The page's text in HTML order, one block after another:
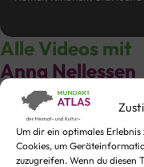
Um dir ein optimales
Cookies, um
zuzugreifen. Wenn du diesen
Alle Videos mit
Anna Nellessen
Keine Videos bislang zu
Regionen